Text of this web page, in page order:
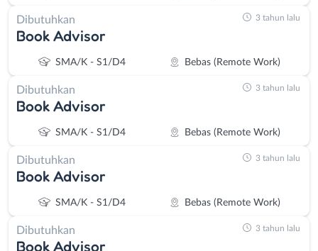
Dibutuhkan
Book Advisor
SMA/K - S1/D4 Bebas (Remote Work)
3 tahun lalu
Dibutuhkan
Book Advisor
SMA/K - S1/D4 Bebas (Remote Work)
3 tahun lalu
Dibutuhkan
Book Advisor
SMA/K - S1/D4 Bebas (Remote Work)
3 tahun lalu
Dibutuhkan
Book Advisor
3 tahun lalu